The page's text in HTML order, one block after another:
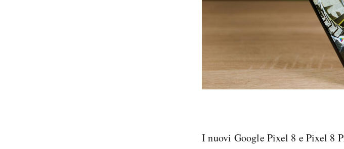
I nuovi Google Pixel 8 e Pixel 8